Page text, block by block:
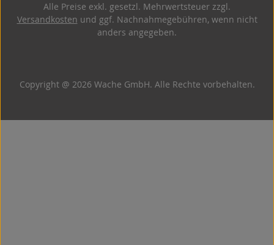
Copyright @ 2026 Wache GmbH. Alle Rechte vorbehalten.
Alle Preise exkl. gesetzl. Mehrwertsteuer zzgl.
Versandkosten und ggf. Nachnahmegebühren, wenn nicht
anders angegeben.